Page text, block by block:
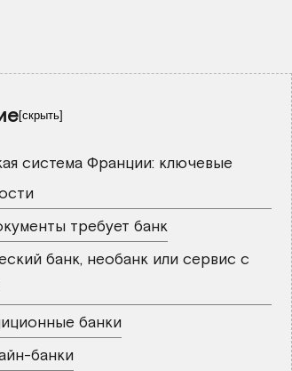
скрыть
система Франции: ключевые
требует банк
банк, необанк или сервис с
банки
банки